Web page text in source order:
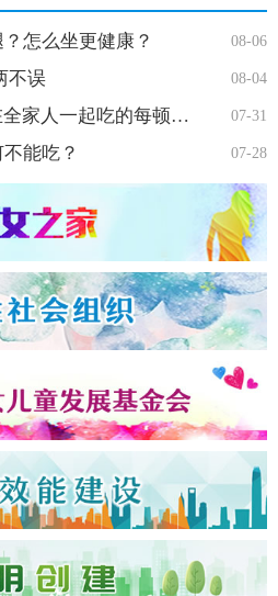
08-06
怎么坐更健康？
08-04
不误
07-31
最好的“免疫力”就藏在全家人一起吃的每顿饭里…
07-28
能吃？